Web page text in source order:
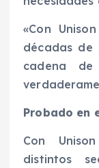
«Con
décadas de
cadena
Probado en
Con
distintos